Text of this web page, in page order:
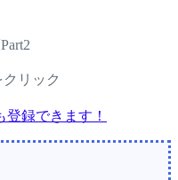
リック
録できます！